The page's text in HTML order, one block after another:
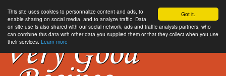
Got it.
This site uses cookies to personnalize content and ads, to
enable sharing on social media, and to analyze traffic. Data
on site use is also shared with our social network, ads and traffic analysis partners, who
can combine this data with other data you supplied them or that they collect when you use
their services. Learn more